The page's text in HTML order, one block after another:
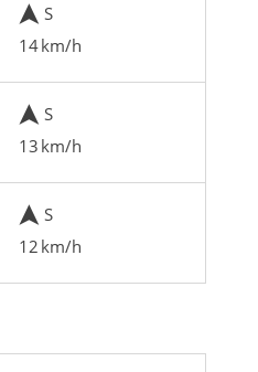
S
14 km/h
S
13 km/h
S
12 km/h